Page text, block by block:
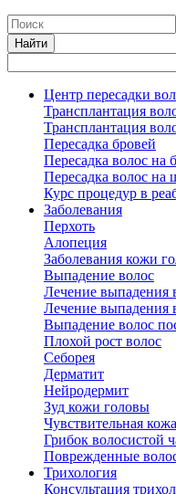
Центр пересадки
Трансплантация
Трансплантация
Пересадка бровей
Пересадка волос на
Пересадка волос на
Курс процедур в
Заболевания
Перхоть
Алопеция
Заболевания кожи
Выпадение волос
Лечение выпадения
Лечение выпадения
Выпадение волос
Плохой рост волос
Cеборея
Дерматит
Нейродермит
Зуд кожи головы
Чувствительная
Грибок волосистой
Поврежденные
Трихология
Консультация